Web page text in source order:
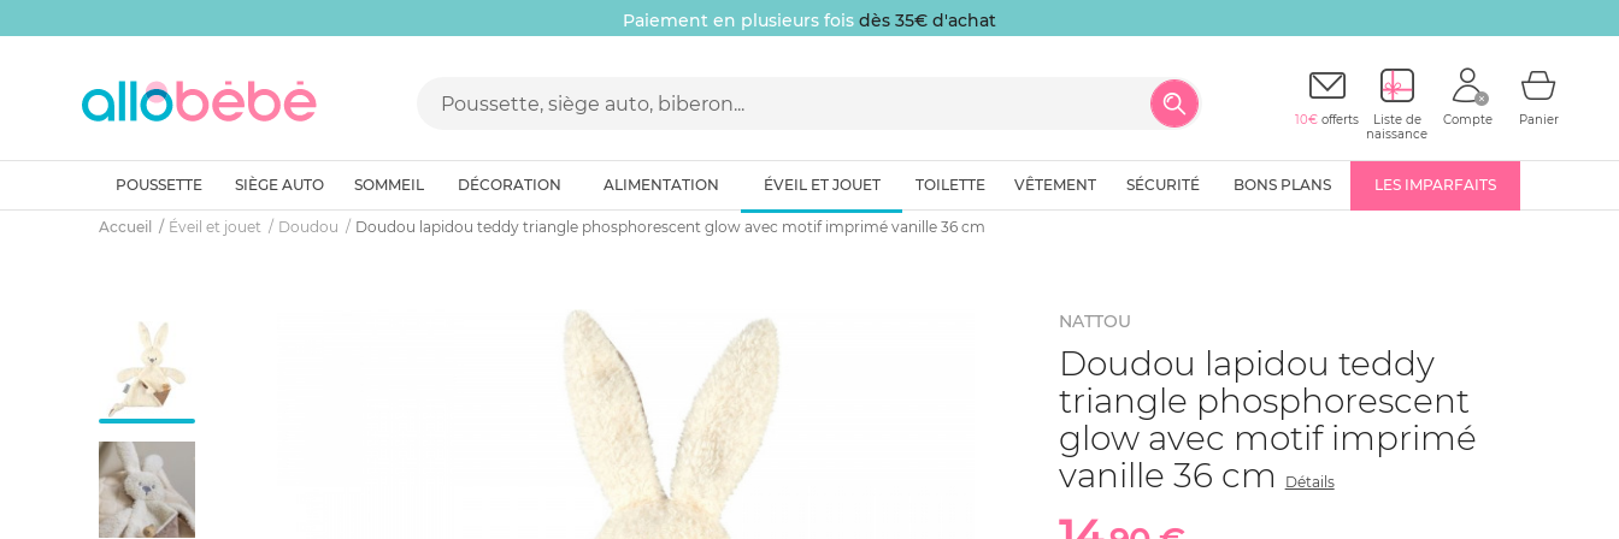
Paiement en plusieurs fois dès 35€ d'achat
10€ offerts
Liste de
naissance
Compte Panier
POUSSETTE SIÈGE AUTO SOMMEIL DÉCORATION ALIMENTATION ÉVEIL ET JOUET TOILETTE VÊTEMENT SÉCURITÉ BONS PLANS LES IMPARFAITS
Accueil Éveil et jouet Doudou Doudou lapidou teddy triangle phosphorescent glow avec motif imprimé vanille 36 cm
NATTOU
Doudou lapidou teddy
triangle phosphorescent
glow avec motif imprimé
vanille 36 cm
Détails